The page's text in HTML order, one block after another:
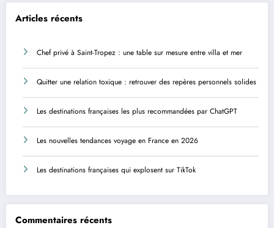
Articles récents
Chef privé à Saint-Tropez : une table sur mesure entre villa et mer
Quitter une relation toxique : retrouver des repères personnels solides
Les destinations françaises les plus recommandées par ChatGPT
Les nouvelles tendances voyage en France en 2026
Les destinations françaises qui explosent sur TikTok
Commentaires récents